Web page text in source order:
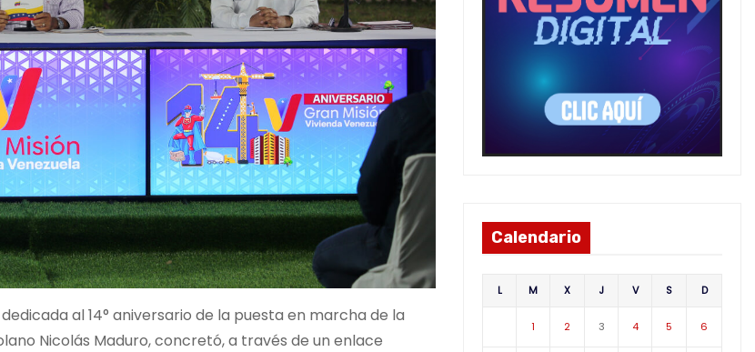
al 14° aniversario de la puesta en marcha de la
Nicolás Maduro, concretó, a través de un enlace
Calendario
L M X J V S D
1 2 3 4 5 6